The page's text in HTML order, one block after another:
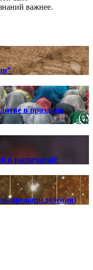
важнее.
в праздник
и распечатай!
предопределения)